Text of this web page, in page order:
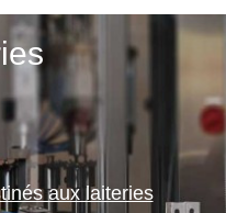
aux laiteries